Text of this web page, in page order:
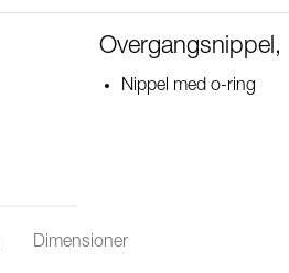
Nippel med o-ring
Dimensioner